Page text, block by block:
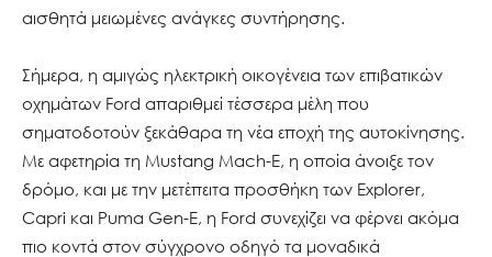
αισθητά μειωμένες ανάγκες συντήρησης.
Σήμερα, η αμιγώς ηλεκτρική οικογένεια των επιβατικών
οχημάτων Ford απαριθμεί τέσσερα μέλη που
σηματοδοτούν ξεκάθαρα τη νέα εποχή της αυτοκίνησης.
Με αφετηρία τη Mustang Mach-E, η οποία άνοιξε τον
δρόμο, και με την μετέπειτα προσθήκη των Explorer,
Capri και Puma Gen-E, η Ford συνεχίζει να φέρνει ακόμα
πιο κοντά στον σύγχρονο οδηγό τα μοναδικά